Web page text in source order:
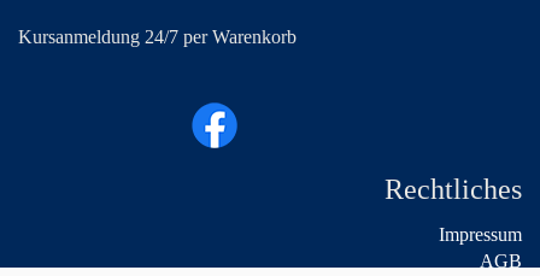
Kursanmeldung 24/7 per Warenkorb
Rechtliches
Impressum
AGB